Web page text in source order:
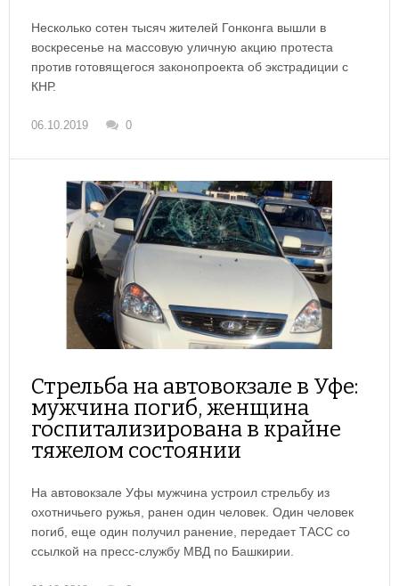
Несколько сотен тысяч жителей Гонконга вышли в
воскресенье на массовую уличную акцию протеста
против готовящегося законопроекта об экстрадиции с
КНР.
06.10.2019 0
Стрельба на автовокзале в Уфе:
мужчина погиб, женщина
госпитализирована в крайне
тяжелом состоянии
На автовокзале Уфы мужчина устроил стрельбу из
охотничьего ружья, ранен один человек. Один человек
погиб, еще один получил ранение, передает ТАСС со
ссылкой на пресс-службу МВД по Башкирии.